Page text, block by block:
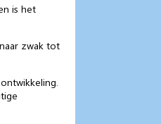
is het
zwak tot